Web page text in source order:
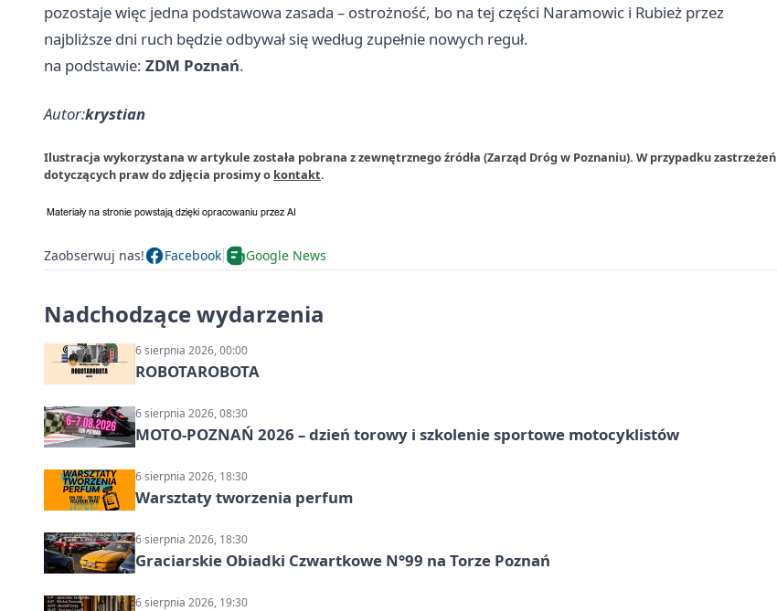
pozostaje więc jedna podstawowa zasada – ostrożność, bo na tej części Naramowic i Rubież przez
najbliższe dni ruch będzie odbywał się według zupełnie nowych reguł.
na podstawie: ZDM Poznań.
Autor:krystian
Ilustracja wykorzystana w artykule została pobrana z zewnętrznego źródła (Zarząd Dróg w Poznaniu). W przypadku zastrzeżeń
dotyczących praw do zdjęcia prosimy o kontakt.
Zaobserwuj nas! Facebook Google News
Nadchodzące wydarzenia
6 sierpnia 2026, 00:00
ROBOTAROBOTA
6 sierpnia 2026, 08:30
MOTO-POZNAŃ 2026 – dzień torowy i szkolenie sportowe motocyklistów
6 sierpnia 2026, 18:30
Warsztaty tworzenia perfum
6 sierpnia 2026, 18:30
Graciarskie Obiadki Czwartkowe N°99 na Torze Poznań
6 sierpnia 2026, 19:30